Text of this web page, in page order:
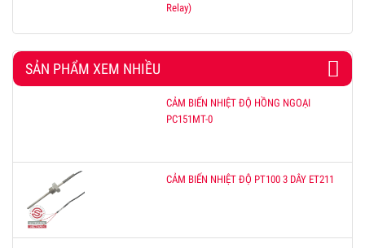
Relay)
SẢN PHẨM XEM NHIỀU
CẢM BIẾN NHIỆT ĐỘ HỒNG NGOẠI
PC151MT-0
CẢM BIẾN NHIỆT ĐỘ PT100 3 DÂY ET211